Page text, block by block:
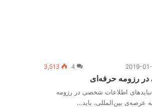
2019-
4
3,513
رزومه حرفه‌ای
نبایدهای اطلاعات شخصی در رزومه
عرصه‌ی بین‌المللی، باید…